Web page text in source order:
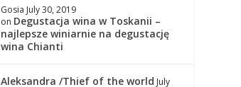
Gosia July 30, 2019
on Degustacja wina w Toskanii –
najlepsze winiarnie na degustację
wina Chianti
Aleksandra /Thief of the world July